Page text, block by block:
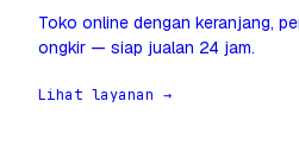
Toko online dengan keranjang,
ongkir — siap jualan 24 jam.
Lihat layanan →